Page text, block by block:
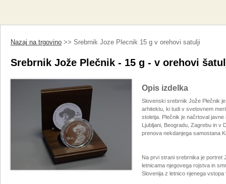
Nazaj na trgovino >> Srebrnik Joze Plecnik 15 g v orehovi satulji
Srebrnik Jože Plečnik - 15 g - v orehovi
Opis izdelka
Slovenski srebrnik Jože Plečnik
arhitektu, ki tudi v svetovnem
stoletja. Plečnik je načrtoval
Ljubljani, Beogradu, Zagrebu in
prenova nekdanjega samostana
Na prvi strani srebrnika je portret
letnicama njegovega rojstva in
Slovenija z letnico njenega